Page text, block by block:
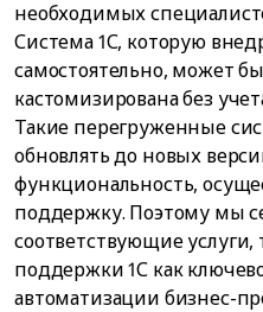
необходимых
Система 1С, которую
самостоятельно, может
кастомизирована без
Такие перегруженные
обновлять до новых
функциональность,
поддержку. Поэтому мы
соответствующие
поддержки 1С как
автоматизации бизнес-